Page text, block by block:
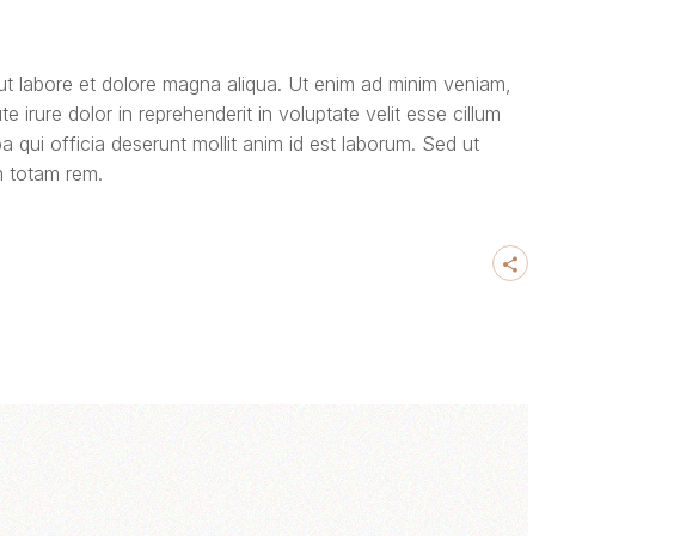
or
decrease
volume.
et dolore magna aliqua. Ut enim ad minim veniam,
irure dolor in reprehenderit in voluptate velit esse cillum
qui officia deserunt mollit anim id est laborum. Sed ut
totam rem.